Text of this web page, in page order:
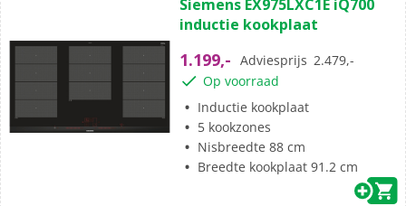
Siemens EX975LXC1E iQ700
inductie kookplaat
1.199,- Adviesprijs 2.479,-
Op voorraad
Inductie kookplaat
5 kookzones
Nisbreedte 88 cm
Breedte kookplaat 91.2 cm